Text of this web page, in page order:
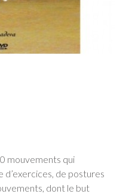
mouvements qui
d’exercices, de postures
dont le but